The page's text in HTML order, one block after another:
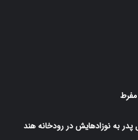
به نوزادهایش در رودخانه هند